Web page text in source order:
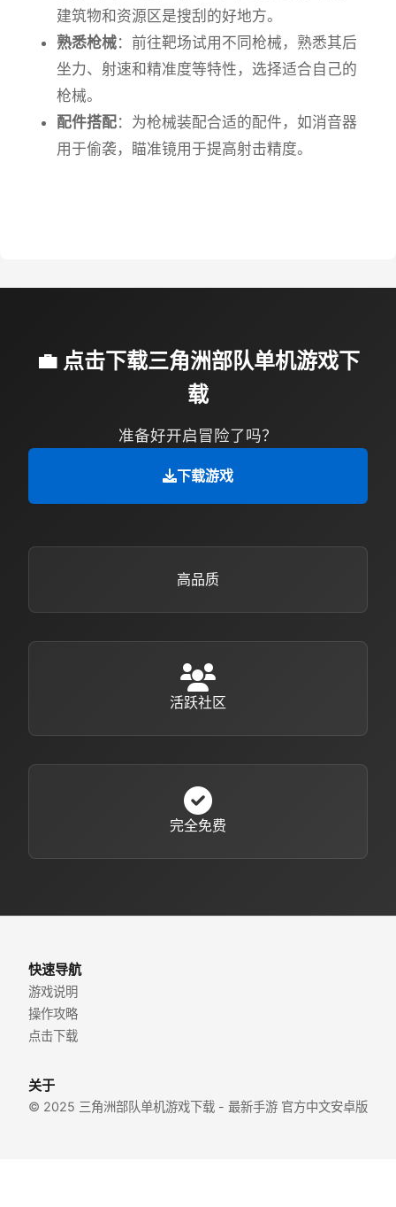
建筑物和资源区是搜刮的好地方。
熟悉枪械：前往靶场试用不同枪械，熟悉其后
坐力、射速和精准度等特性，选择适合自己的
枪械。
配件搭配：为枪械装配合适的配件，如消音器
用于偷袭，瞄准镜用于提高射击精度。
💼 点击下载三角洲部队单机游戏下
载
准备好开启冒险了吗？
下载游戏
高品质
活跃社区
完全免费
快速导航
游戏说明
操作攻略
点击下载
关于
© 2025 三角洲部队单机游戏下载 - 最新手游 官方中文安卓版